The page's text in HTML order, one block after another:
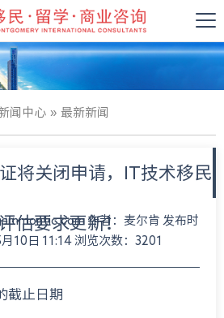
闻中心 » 最新新闻
将关闭申请，IT技术移民
估要求更新！作者：麦尔肯 发布时
10日 11:14 浏览次数：3201
截止日期